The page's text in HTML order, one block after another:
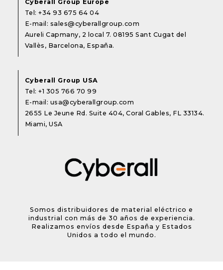
Cyberall Group Europe
Tel:+34 93 675 64 04
E-mail: sales@cyberallgroup.com
Aureli Capmany, 2 local 7. 08195 Sant Cugat del
Vallès, Barcelona, España.
Cyberall Group USA
Tel:+1 305 766 70 99
E-mail: usa@cyberallgroup.com
2655 Le Jeune Rd. Suite 404, Coral Gables, FL 33134.
Miami, USA
Somos distribuidores de material eléctrico e
industrial con más de 30 años de experiencia.
Realizamos envíos desde España y Estados
Unidos a todo el mundo.